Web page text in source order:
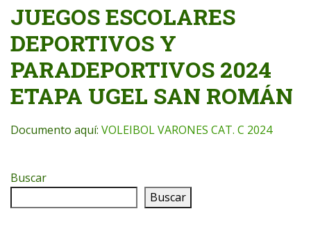
JUEGOS ESCOLARES
DEPORTIVOS Y
PARADEPORTIVOS 2024
ETAPA UGEL SAN ROMÁN
Documento aquí: VOLEIBOL VARONES CAT. C 2024
Buscar
Buscar